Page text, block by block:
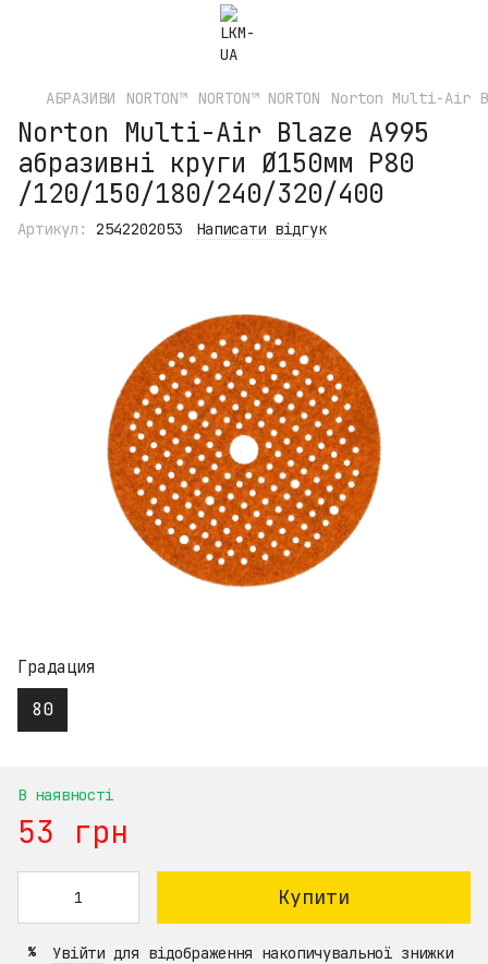
АБРАЗИВИ NORTON™ NORTON™ NORTON Norton Multi-Air
Norton Multi-Air Blaze A995
абразивні круги Ø150мм P80
/120/150/180/240/320/400
Артикул: 2542202053 Написати відгук
Градация
80
В наявності
53 грн
Купити
% Увійти для відображення накопичувальної знижки